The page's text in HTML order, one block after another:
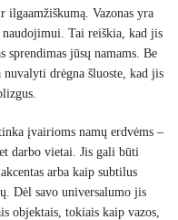
Vazonas yra
naudojimui. Tai reiškia, kad jis
jūsų namams. Be
drėgna šluoste, kad jis
įvairioms namų erdvėms –
darbo vietai. Jis gali būti
arba kaip subtilus
Dėl savo universalumo jis
objektais, tokiais kaip vazos,